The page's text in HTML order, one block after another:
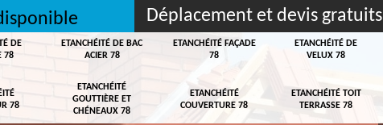
Déplacement et devis gratuits
DE
78
ETANCHÉITÉ DE BAC
ACIER 78
ETANCHÉITÉ FAÇADE
78
ETANCHÉITÉ DE
VELUX 78
78
ETANCHÉITÉ
GOUTTIÈRE ET
CHÉNEAUX 78
ETANCHÉITÉ
COUVERTURE 78
ETANCHÉITÉ TOIT
TERRASSE 78